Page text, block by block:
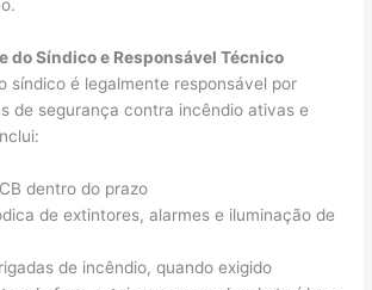
do Síndico e Responsável Técnico
síndico é legalmente responsável por
de segurança contra incêndio ativas e
dentro do prazo
de extintores, alarmes e iluminação de
de incêndio, quando exigido